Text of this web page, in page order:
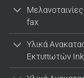
fax
Υλικά
Εκτυπωτών